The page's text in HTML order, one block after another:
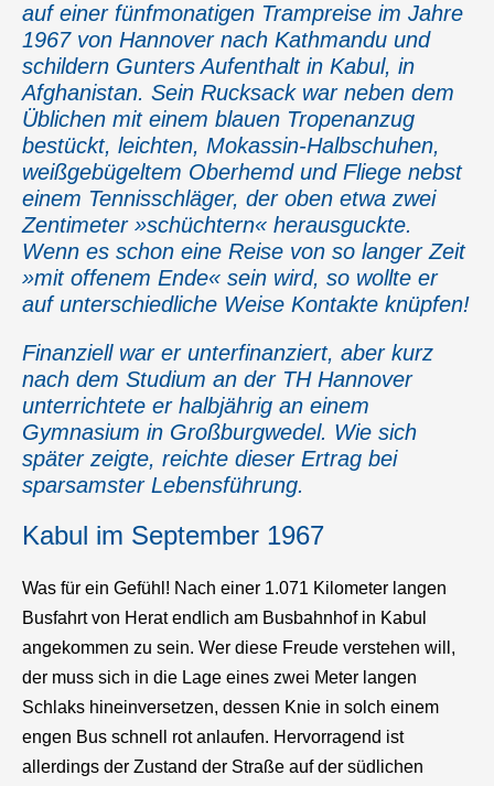
auf einer fünfmonatigen Trampreise im Jahre
1967 von Hannover nach Kathmandu und
schildern Gunters Aufenthalt in Kabul, in
Afghanistan. Sein Rucksack war neben dem
Üblichen mit einem blauen Tropenanzug
bestückt, leichten, Mokassin-Halbschuhen,
weißgebügeltem Oberhemd und Fliege nebst
einem Tennisschläger, der oben etwa zwei
Zentimeter »schüchtern« herausguckte.
Wenn es schon eine Reise von so langer Zeit
»mit offenem Ende« sein wird, so wollte er
auf unterschiedliche Weise Kontakte knüpfen!
Finanziell war er unterfinanziert, aber kurz
nach dem Studium an der TH Hannover
unterrichtete er halbjährig an einem
Gymnasium in Großburgwedel. Wie sich
später zeigte, reichte dieser Ertrag bei
sparsamster Lebensführung.
Kabul im September 1967
Was für ein Gefühl! Nach einer 1.071 Kilometer langen
Busfahrt von Herat endlich am Busbahnhof in Kabul
angekommen zu sein. Wer diese Freude verstehen will,
der muss sich in die Lage eines zwei Meter langen
Schlaks hineinversetzen, dessen Knie in solch einem
engen Bus schnell rot anlaufen. Hervorragend ist
allerdings der Zustand der Straße auf der südlichen